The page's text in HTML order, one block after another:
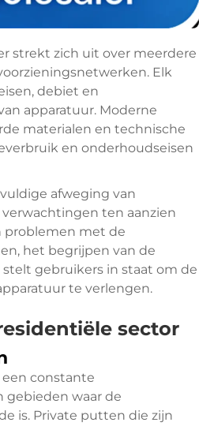
strekt zich uit over meerdere
Elk
debiet en
apparatuur. Moderne
materialen en technische
en onderhoudseisen
afweging van
ten aanzien
problemen met de
het begrijpen van de
gebruikers in staat om de
te verlengen.
sector
constante
gebieden waar de
is. Private putten die zijn